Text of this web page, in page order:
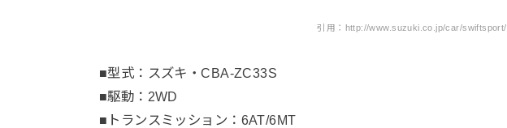
引用：http://www.suzuki.co.jp/car/swiftsport/
■型式：スズキ・CBA-ZC33S
■駆動：2WD
■トランスミッション：6AT/6MT